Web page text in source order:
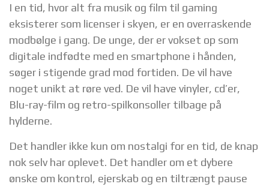
I en tid, hvor alt fra musik og film til gaming
eksisterer som licenser i skyen, er en overraskende
modbølge i gang. De unge, der er vokset op som
digitale indfødte med en smartphone i hånden,
søger i stigende grad mod fortiden. De vil have
noget unikt at røre ved. De vil have vinyler, cd’er,
Blu-ray-film og retro-spilkonsoller tilbage på
hylderne.
Det handler ikke kun om nostalgi for en tid, de knap
nok selv har oplevet. Det handler om et dybere
ønske om kontrol, ejerskab og en tiltrængt pause